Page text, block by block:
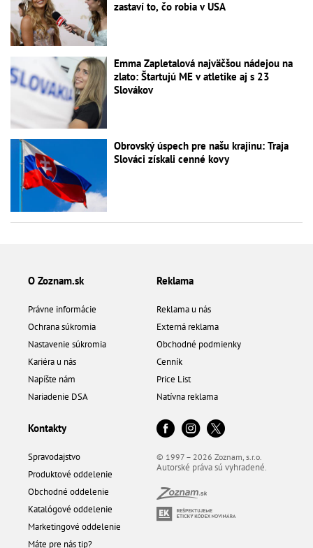
zastaví to, čo robia v USA
Emma Zapletalová najväčšou nádejou na
zlato: Štartujú ME v atletike aj s 23
Slovákov
Obrovský úspech pre našu krajinu: Traja
Slováci získali cenné kovy
O Zoznam.sk
Právne informácie
Ochrana súkromia
Nastavenie súkromia
Kariéra u nás
Napíšte nám
Nariadenie DSA
Reklama
Reklama u nás
Externá reklama
Obchodné podmienky
Cenník
Price List
Natívna reklama
Kontakty
Spravodajstvo
Produktové oddelenie
Obchodné oddelenie
Katalógové oddelenie
Marketingové oddelenie
Máte pre nás tip?
© 1997 – 2026 Zoznam, s.r.o.
Autorské práva sú vyhradené.